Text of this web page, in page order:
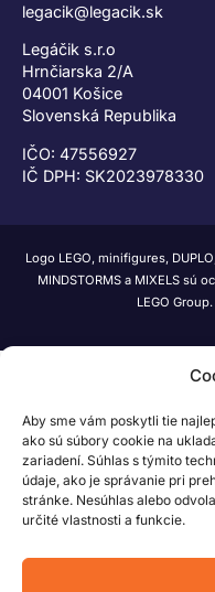
Aby sme vám poskytli tie
ako sú súbory cookie na
zariadení. Súhlas s týmito
údaje, ako je správanie pri
stránke. Nesúhlas alebo
určité vlastnosti a funkcie.
legacik@legacik.sk
Legáčik s.r.o
Hrnčiarska 2/A
04001 Košice
Slovenská Republika
IČO: 47556927
IČ DPH: SK2023978330
Logo LEGO, minifigures,
MINDSTORMS a MIXELS sú
LEGO